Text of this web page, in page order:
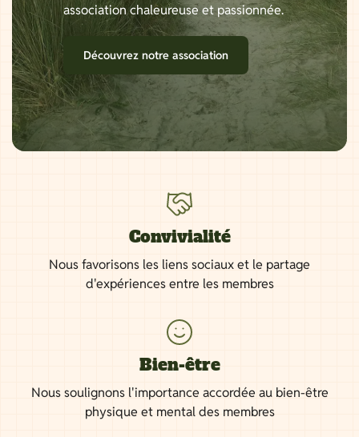
association chaleureuse et passionnée.
Découvrez notre association
Convivialité
Nous favorisons les liens sociaux et le partage
d'expériences entre les membres
Bien-être
Nous soulignons l'importance accordée au bien-être
physique et mental des membres